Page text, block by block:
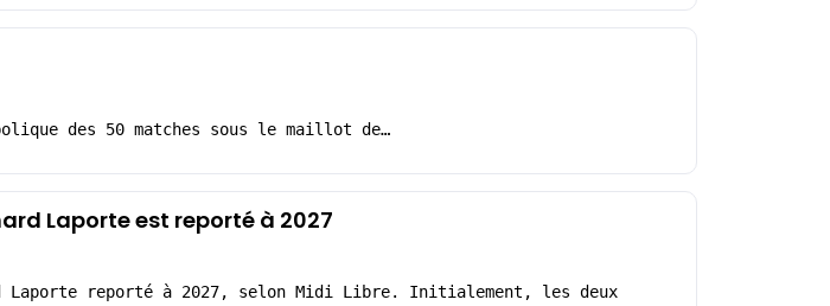
des 50 matches sous le maillot de…
Laporte est reporté à 2027
Laporte reporté à 2027, selon Midi Libre. Initialement, les deux